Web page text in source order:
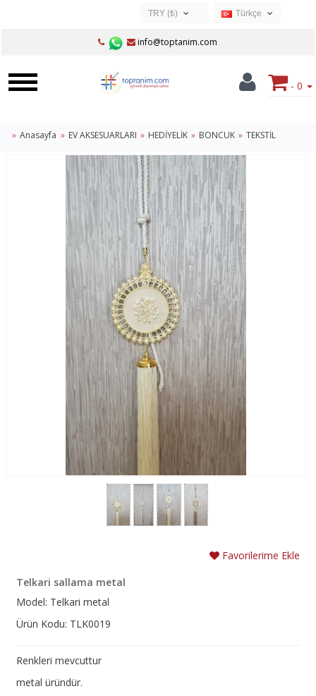
Türkçe
TRY (₺)
TRY (₺)
info@toptanim.com
- 0
Anasayfa EV AKSESUARLARI HEDİYELİK BONCUK TEKSTİL
Favorilerime Ekle
Telkari sallama metal
Model: Telkari metal
Ürün Kodu: TLK0019
Renkleri mevcuttur
metal üründür.